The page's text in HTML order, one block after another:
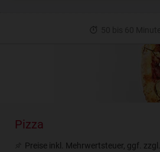
Pizza
Preise inkl. Mehrwertsteuer, ggf. zzgl.